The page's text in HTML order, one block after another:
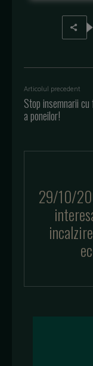
Articolul precedent
Stop insemnarii
a poneilor!
29/10/